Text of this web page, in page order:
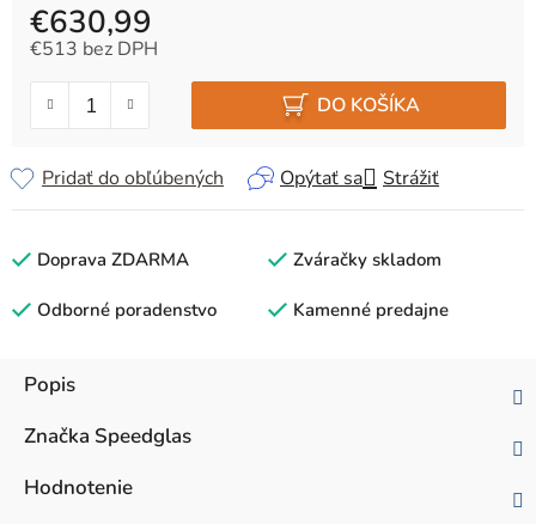
€630,99
€513 bez DPH
DO KOŠÍKA
Opýtať sa Strážiť
Pridať do obľúbených
Doprava ZDARMA Zváračky skladom
Odborné poradenstvo Kamenné predajne
Popis
Značka Speedglas
Hodnotenie